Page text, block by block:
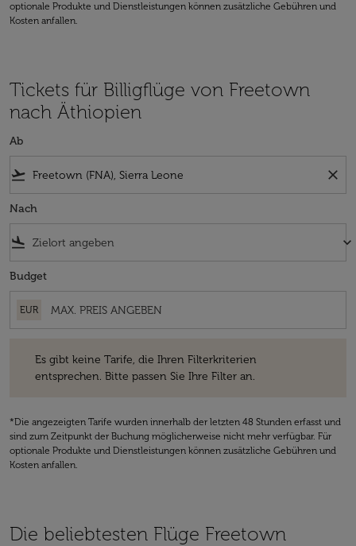
optionale Produkte und Dienstleistungen können zusätzliche Gebühren und
Kosten anfallen.
Tickets für Billigflüge von Freetown
nach Äthiopien
Ab
flight_takeoff close
Nach
flight_land keyboard_arrow_down
Budget
EUR
Es gibt keine Tarife, die Ihren Filterkriterien
entsprechen. Bitte passen Sie Ihre Filter an.
*Die angezeigten Tarife wurden innerhalb der letzten 48 Stunden erfasst und
sind zum Zeitpunkt der Buchung möglicherweise nicht mehr verfügbar. Für
optionale Produkte und Dienstleistungen können zusätzliche Gebühren und
Kosten anfallen.
Die beliebtesten Flüge Freetown